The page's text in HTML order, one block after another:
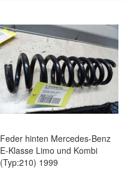
Feder hinten Mercedes-Benz
E-Klasse Limo und Kombi
(Typ:210) 1999